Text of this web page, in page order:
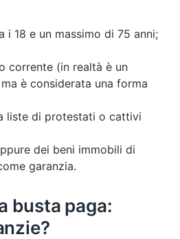
i 18 e un massimo di 75 anni;
corrente (in realtà è un
è considerata una forma
liste di protestati o cattivi
dei beni immobili di
garanzia.
busta paga: